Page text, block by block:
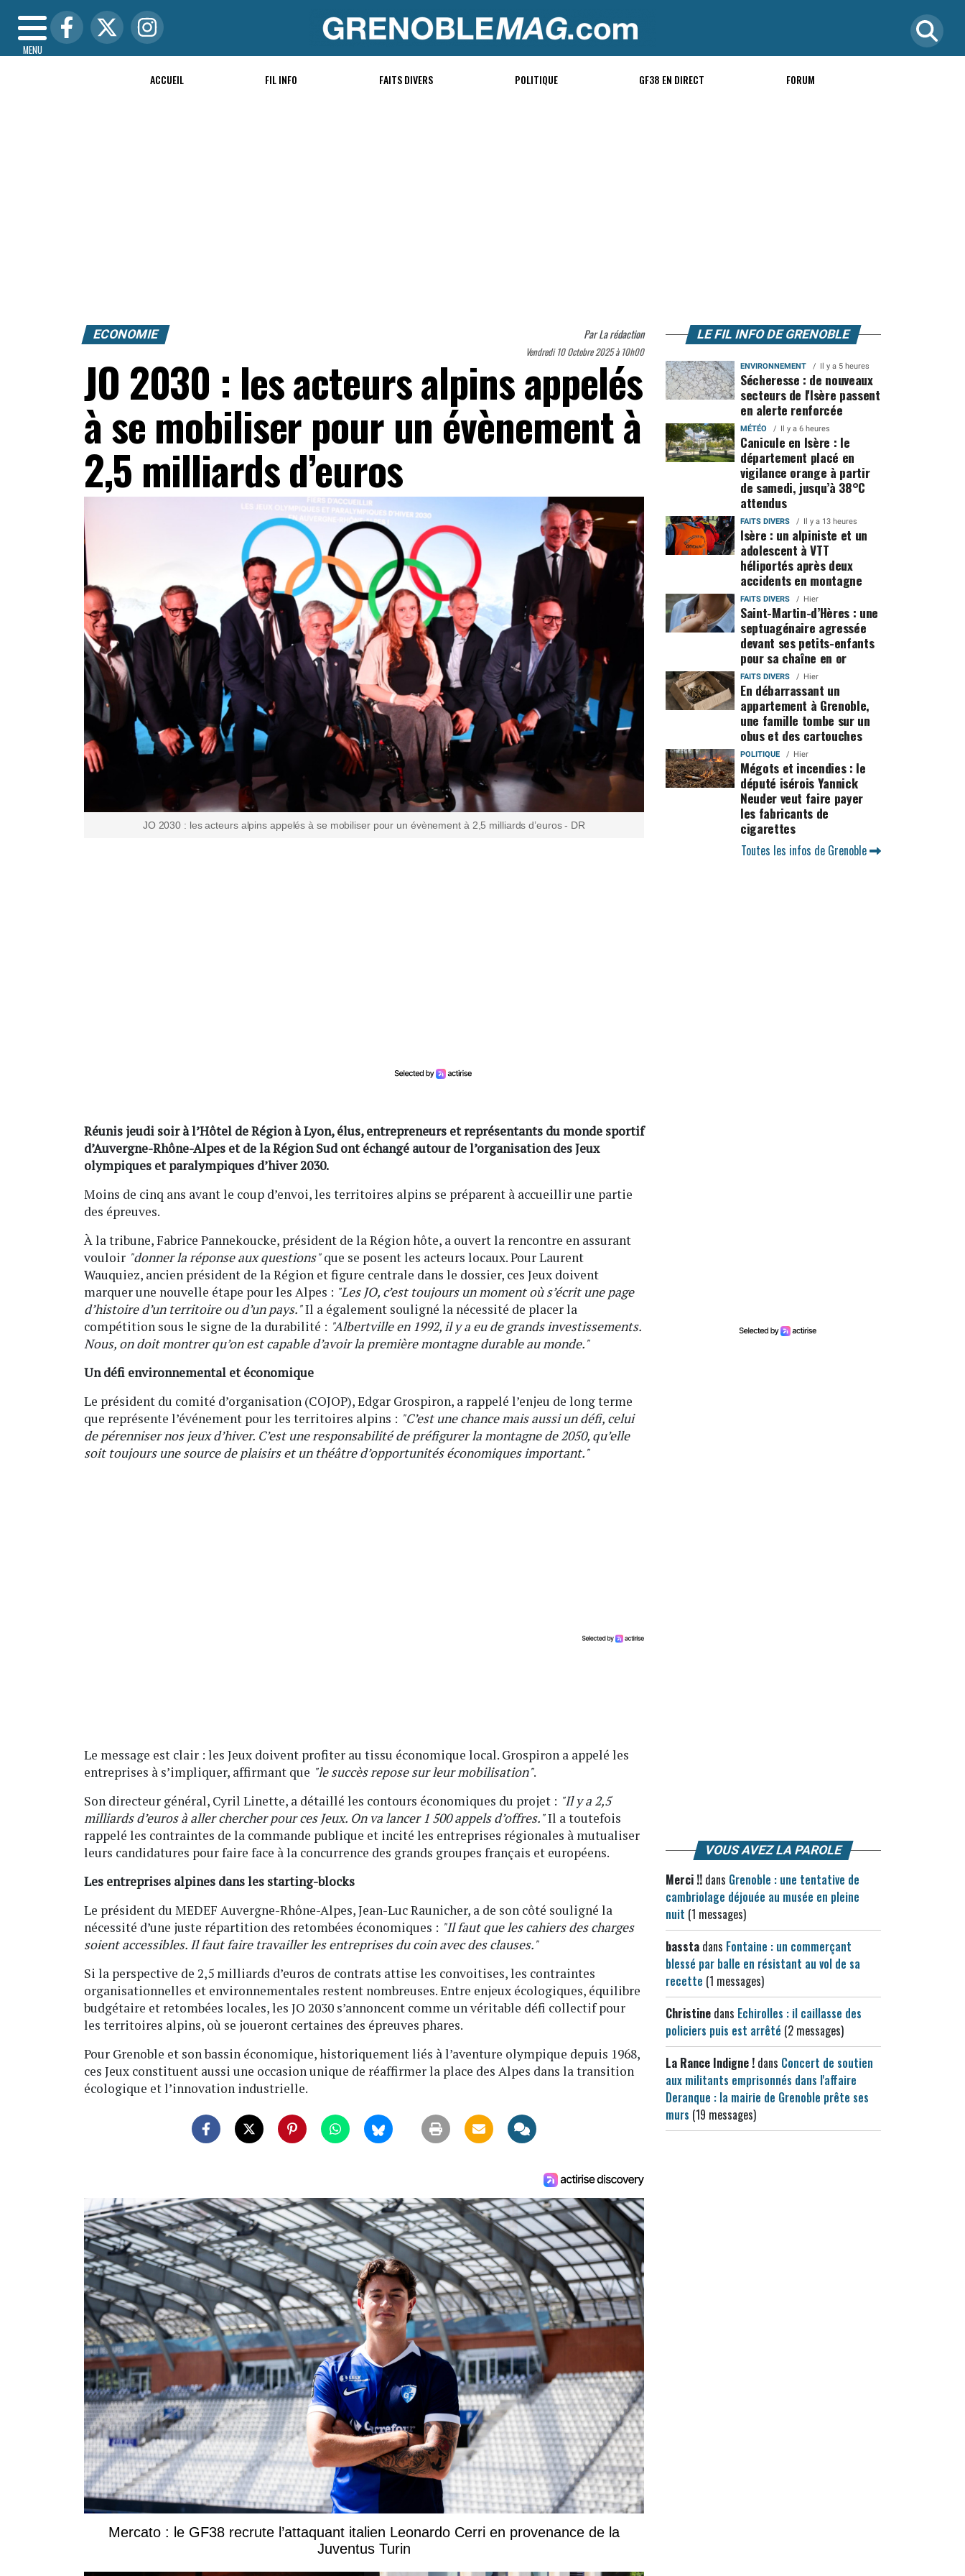
MENU
ACCUEIL FIL INFO FAITS DIVERS POLITIQUE GF38 EN DIRECT FORUM
ECONOMIE ParLa rédaction
Vendredi 10 Octobre 2025 à 10h00
JO 2030 : les acteurs alpins appelés
à se mobiliser pour un évènement à
2,5 milliards d’euros
JO 2030 : les acteurs alpins appelés à se mobiliser pour un évènement à 2,5 milliards d’euros - DR
Réunis jeudi soir à l’Hôtel de Région à Lyon, élus, entrepreneurs et représentants du monde sportif
d’Auvergne-Rhône-Alpes et de la Région Sud ont échangé autour de l’organisation des Jeux
olympiques et paralympiques d’hiver 2030.
Moins de cinq ans avant le coup d’envoi, les territoires alpins se préparent à accueillir une partie
des épreuves.
À la tribune, Fabrice Pannekoucke, président de la Région hôte, a ouvert la rencontre en assurant
vouloir "donner la réponse aux questions"que se posent les acteurs locaux. Pour Laurent
Wauquiez, ancien président de la Région et figure centrale dans le dossier, ces Jeux doivent
marquer une nouvelle étape pour les Alpes : "Les JO, c’est toujours un moment où s’écrit une page
d’histoire d’un territoire ou d’un pays."Il a également souligné la nécessité de placer la
compétition sous le signe de la durabilité : "Albertville en 1992, il y a eu de grands investissements.
Nous, on doit montrer qu’on est capable d’avoir la première montagne durable au monde."
Un défi environnemental et économique
Le président du comité d’organisation (COJOP), Edgar Grospiron, a rappelé l’enjeu de long terme
que représente l’événement pour les territoires alpins : "C’est une chance mais aussi un défi, celui
de pérenniser nos jeux d’hiver. C’est une responsabilité de préfigurer la montagne de 2050, qu’elle
soit toujours une source de plaisirs et un théâtre d’opportunités économiques important."
Le message est clair : les Jeux doivent profiter au tissu économique local. Grospiron a appelé les
entreprises à s’impliquer, affirmant que "le succès repose sur leur mobilisation".
Son directeur général, Cyril Linette, a détaillé les contours économiques du projet : "Il y a 2,5
milliards d’euros à aller chercher pour ces Jeux. On va lancer 1 500 appels d’offres."Il a toutefois
rappelé les contraintes de la commande publique et incité les entreprises régionales à mutualiser
leurs candidatures pour faire face à la concurrence des grands groupes français et européens.
Les entreprises alpines dans les starting-blocks
Le président du MEDEF Auvergne-Rhône-Alpes, Jean-Luc Raunicher, a de son côté souligné la
nécessité d’une juste répartition des retombées économiques : "Il faut que les cahiers des charges
soient accessibles. Il faut faire travailler les entreprises du coin avec des clauses."
Si la perspective de 2,5 milliards d’euros de contrats attise les convoitises, les contraintes
organisationnelles et environnementales restent nombreuses. Entre enjeux écologiques, équilibre
budgétaire et retombées locales, les JO 2030 s’annoncent comme un véritable défi collectif pour
les territoires alpins, où se joueront certaines des épreuves phares.
Pour Grenoble et son bassin économique, historiquement liés à l’aventure olympique depuis 1968,
ces Jeux constituent aussi une occasion unique de réaffirmer la place des Alpes dans la transition
écologique et l’innovation industrielle.
Mercato : le GF38 recrute l’attaquant italien Leonardo Cerri en provenance de la
Juventus Turin
LE FIL INFO DE GRENOBLE
ENVIRONNEMENT Il y a 5 heures
Sécheresse : de nouveaux
secteurs de l'Isère passent
en alerte renforcée
MÉTÉO Il y a 6 heures
Canicule en Isère : le
département placé en
vigilance orange à partir
de samedi, jusqu’à 38°C
attendus
FAITS DIVERS Il y a 13 heures
Isère : un alpiniste et un
adolescent à VTT
héliportés après deux
accidents en montagne
FAITS DIVERS Hier
Saint-Martin-d’Hères : une
septuagénaire agressée
devant ses petits-enfants
pour sa chaîne en or
FAITS DIVERS Hier
En débarrassant un
appartement à Grenoble,
une famille tombe sur un
obus et des cartouches
POLITIQUE Hier
Mégots et incendies : le
député isérois Yannick
Neuder veut faire payer
les fabricants de
cigarettes
Toutes les infos de Grenoble
VOUS AVEZ LA PAROLE
Merci !! dans Grenoble : une tentative de
cambriolage déjouée au musée en pleine
nuit (1 messages)
bassta dans Fontaine : un commerçant
blessé par balle en résistant au vol de sa
recette (1 messages)
Christine dans Echirolles : il caillasse des
policiers puis est arrêté (2 messages)
La Rance Indigne ! dans Concert de soutien
aux militants emprisonnés dans l'affaire
Deranque : la mairie de Grenoble prête ses
murs (19 messages)